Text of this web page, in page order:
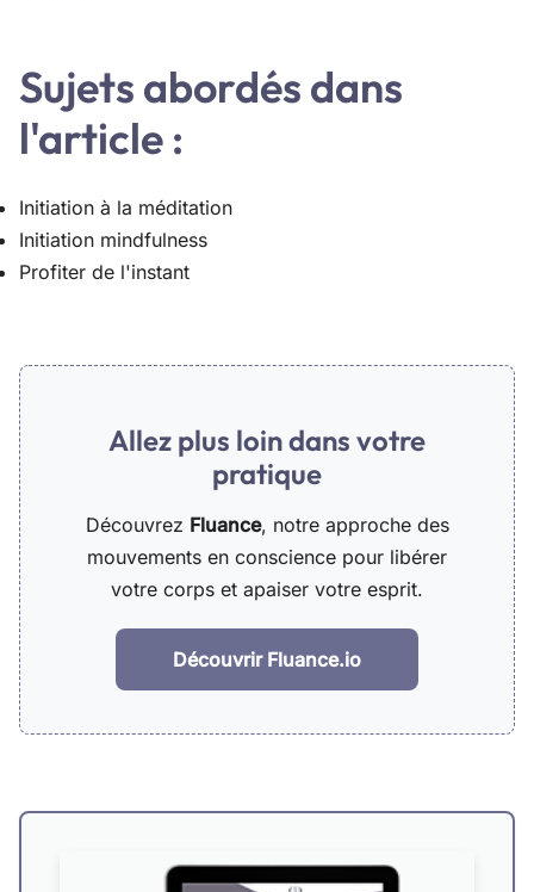
Sujets abordés dans
l'article :
Initiation à la méditation
Initiation mindfulness
Profiter de l'instant
Allez plus loin dans votre
pratique
Découvrez Fluance, notre approche des
mouvements en conscience pour libérer
votre corps et apaiser votre esprit.
Découvrir Fluance.io